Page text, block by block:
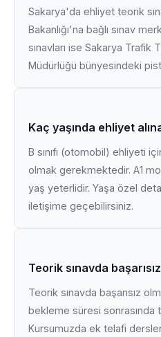
Sakarya'da ehliyet teorik
Bakanlığı'na bağlı sınav
sınavları ise Sakarya Trafik
Müdürlüğü bünyesindeki
Kaç yaşında ehliyet
B sınıfı (otomobil) ehliyeti
olmak gerekmektedir. A1
yaş yeterlidir. Yaşa özel
iletişime geçebilirsiniz.
Teorik sınavda
Teorik sınavda başarısız
bekleme süresi sonrasında
Kursumuzda ek telafi